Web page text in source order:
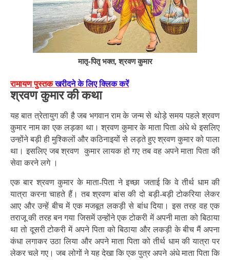
मातृ-पितृ भक्त, श्रवण कुमार
रामायण पुस्तक खरीदने के लिए क्लिक करें
श्रवण कुमार की कथा
यह बात त्रेतायुग की है जब भगवान राम के जन्म से थोड़े समय पहले श्रवण
कुमार नाम का एक लड़का था। श्रवण कुमार के माता पिता अंधे थे इसलिए
उन्होंने बड़ी ही मुश्किलों और कठिनाइयों से लड़ते हुए श्रवण कुमार को पाला
था। इसलिए जब श्रवण कुमार लायक हो गए तब वह अपने माता पिता की
सेवा करने लगे ।
एक बार श्रवण कुमार के माता-पिता नेइच्छा जताई किवेतीर्थ धाम की
यात्रा करना चाहते हैं। तब श्रवण बांस की दो बड़ी-बड़ी टोकरिया लेकर
आए और उन्हें बीच में एक मजबूत लकड़ी से बांध दिया। इस तरह वह एक
तराजू की तरह बन गया जिसमें उन्होंने एक टोकरी में अपनी माता को बिठाया
था तो दूसरी टोकरी में अपने पिता को बिठाया और लकड़ी के बीच मैं अपना
कंधा लगाकर उठा लिया और अपने माता पिता को तीर्थ धाम की यात्रा पर
लेकर चले गए। जब लोगों ने यह देखा कि एक पुत्र अपने अंधे माता पिता कि